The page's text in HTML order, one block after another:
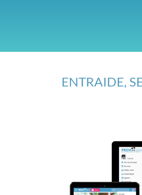
ENTRAIDE,